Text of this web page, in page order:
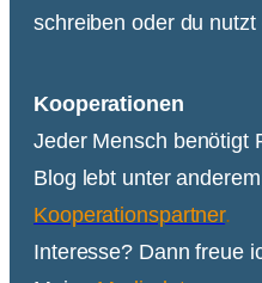
schreiben oder du nutzt
Kooperationen
Jeder Mensch benötigt
Blog lebt unter
Kooperationspartner.
Interesse? Dann freue